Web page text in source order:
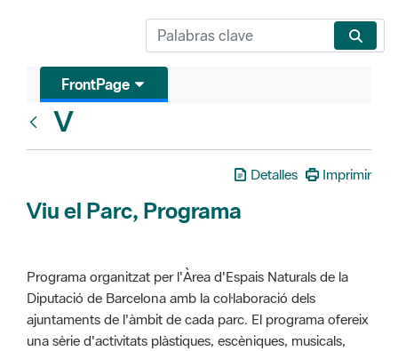
FrontPage
V
Detalles Imprimir
Viu el Parc, Programa
Programa organitzat per l'Àrea d'Espais Naturals de la
Diputació de Barcelona amb la col·laboració dels
ajuntaments de l'àmbit de cada parc. El programa ofereix
una sèrie d'activitats plàstiques, escèniques, musicals,